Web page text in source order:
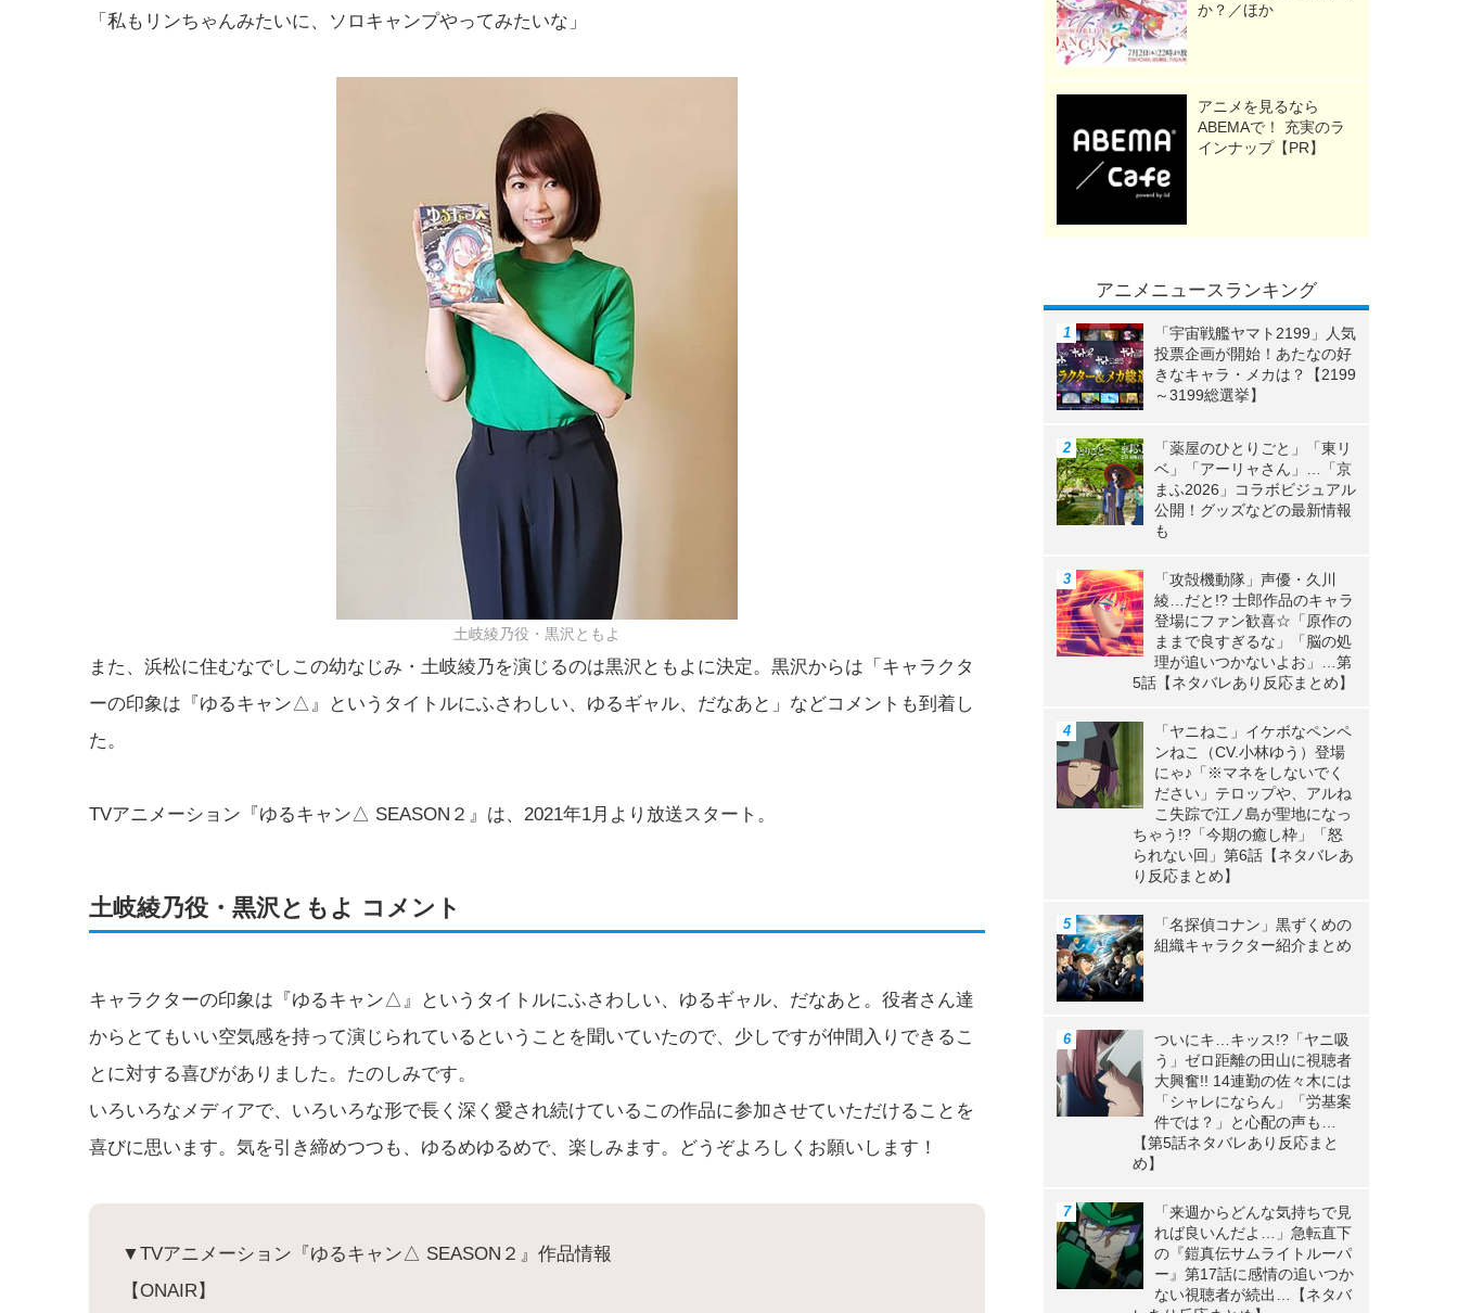
「私もリンちゃんみたいに、ソロキャンプやってみたいな」
土岐綾乃役・黒沢ともよ
また、浜松に住むなでしこの幼なじみ・土岐綾乃を演じるのは黒沢ともよに決定。黒沢からは「キャラクタ
ーの印象は『ゆるキャン△』というタイトルにふさわしい、ゆるギャル、だなあと」などコメントも到着し
た。
TVアニメーション『ゆるキャン△ SEASON２』は、2021年1月より放送スタート。
土岐綾乃役・黒沢ともよ コメント
キャラクターの印象は『ゆるキャン△』というタイトルにふさわしい、ゆるギャル、だなあと。役者さん達
からとてもいい空気感を持って演じられているということを聞いていたので、少しですが仲間入りできるこ
とに対する喜びがありました。たのしみです。
いろいろなメディアで、いろいろな形で長く深く愛され続けているこの作品に参加させていただけることを
喜びに思います。気を引き締めつつも、ゆるめゆるめで、楽しみます。どうぞよろしくお願いします！
▼TVアニメーション『ゆるキャン△ SEASON２』作品情報
【ONAIR】
か？／ほか
アニメを見るなら
ABEMAで！ 充実のラ
インナップ【PR】
アニメニュースランキング
「宇宙戦艦ヤマト2199」人気
投票企画が開始！あたなの好
きなキャラ・メカは？【2199
～3199総選挙】
「薬屋のひとりごと」「東リ
ベ」「アーリャさん」…「京
まふ2026」コラボビジュアル
公開！グッズなどの最新情報
も
「攻殻機動隊」声優・久川
綾…だと!? 士郎作品のキャラ
登場にファン歓喜☆「原作の
ままで良すぎるな」「脳の処
理が追いつかないよお」…第
5話【ネタバレあり反応まとめ】
「ヤニねこ」イケボなペンペ
ンねこ（CV.小林ゆう）登場
にゃ♪「※マネをしないでく
ださい」テロップや、アルね
こ失踪で江ノ島が聖地になっ
ちゃう!?「今期の癒し枠」「怒
られない回」第6話【ネタバレあ
り反応まとめ】
「名探偵コナン」黒ずくめの
組織キャラクター紹介まとめ
ついにキ…キッス!?「ヤニ吸
う」ゼロ距離の田山に視聴者
大興奮!! 14連勤の佐々木には
「シャレにならん」「労基案
件では？」と心配の声も…
【第5話ネタバレあり反応まと
め】
「来週からどんな気持ちで見
れば良いんだよ…」急転直下
の『鎧真伝サムライトルーパ
ー』第17話に感情の追いつか
ない視聴者が続出…【ネタバ